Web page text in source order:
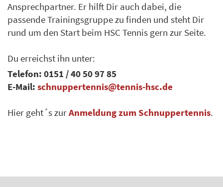
Ansprechpartner. Er hilft Dir auch dabei, die
passende Trainingsgruppe zu finden und steht Dir
rund um den Start beim HSC Tennis gern zur Seite.
Du erreichst ihn unter:
Telefon: 0151 / 40 50 97 85
E-Mail: schnuppertennis@tennis-hsc.de
Hier geht´s zurAnmeldung zum Schnuppertennis.